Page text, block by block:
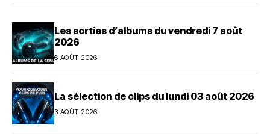
Les sorties d’albums du vendredi 7 août
2026
6 AOÛT 2026
La sélection de clips du lundi 03 août 2026
3 AOÛT 2026